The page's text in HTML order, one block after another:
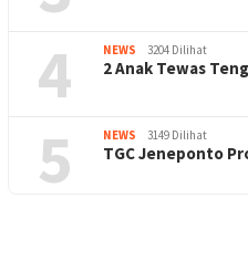
4 NEWS 3204 Dilihat
2 Anak Tewas
5 NEWS 3149 Dilihat
TGC Jeneponto